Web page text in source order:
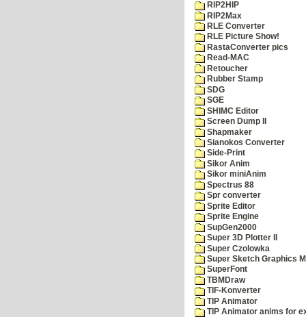
RIP2HIP
RIP2Max
RLE Converter
RLE Picture Show!
RastaConverter pics
Read-MAC
Retoucher
Rubber Stamp
SDG
SGE
SHIMC Editor
Screen Dump II
Shapmaker
Sianokos Converter
Side-Print
Sikor Anim
Sikor miniAnim
Spectrus 88
Spr converter
Sprite Editor
Sprite Engine
SupGen2000
Super 3D Plotter II
Super Czolowka
Super Sketch Graphics
SuperFont
TBMDraw
TIF-Konverter
TIP Animator
TIP Animator anims for